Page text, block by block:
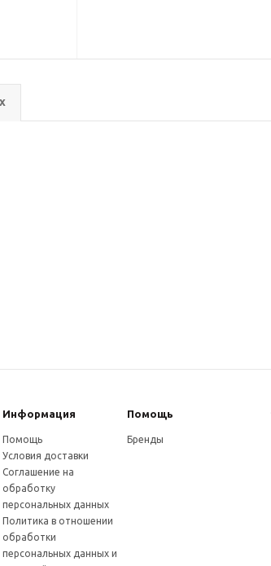
Информация Помощь
Помощь
Условия доставки
Соглашение на
обработку
персональных данных
Политика в отношении
обработки
персональных данных и
Бренды